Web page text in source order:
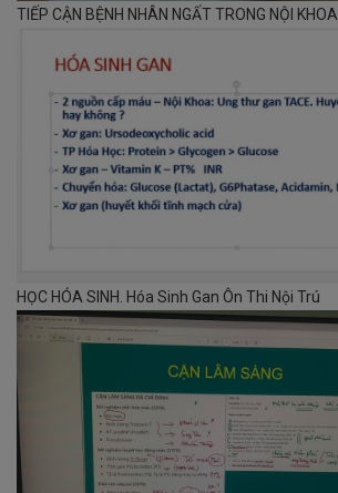
TIẾP CẬN BỆNH NHÂN NGẤT TRONG NỘI KHOA
HỌC HÓA SINH. Hóa Sinh Gan Ôn Thi Nội Trú